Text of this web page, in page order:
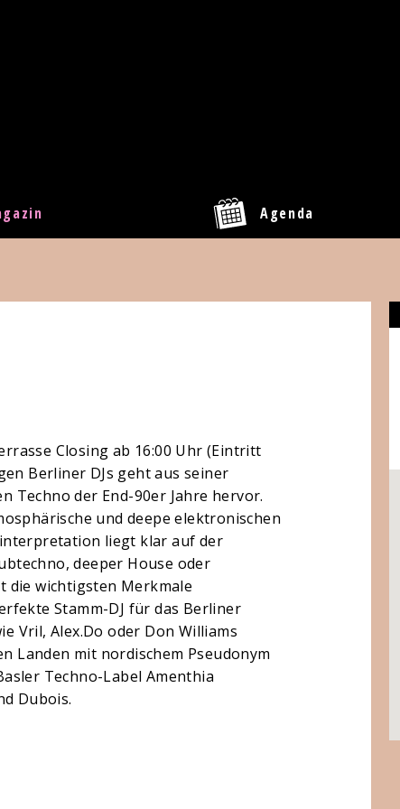
Agenda
Closing ab 16:00 Uhr (Eintritt
Berliner DJs geht aus seiner
Techno der End-90er Jahre hervor.
und deepe elektronischen
liegt klar auf der
deeper House oder
die wichtigsten Merkmale
Stamm-DJ für das Berliner
Vril, Alex.Do oder Don Williams
Landen mit nordischem Pseudonym
Techno-Label Amenthia
Dubois.